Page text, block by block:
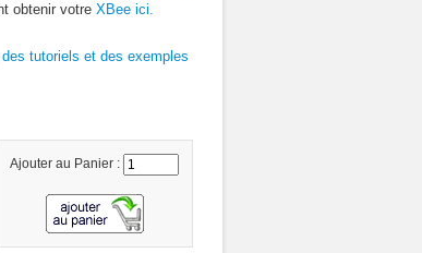
obtenir votre XBee ici.
tutoriels et des exemples
Ajouter au Panier :